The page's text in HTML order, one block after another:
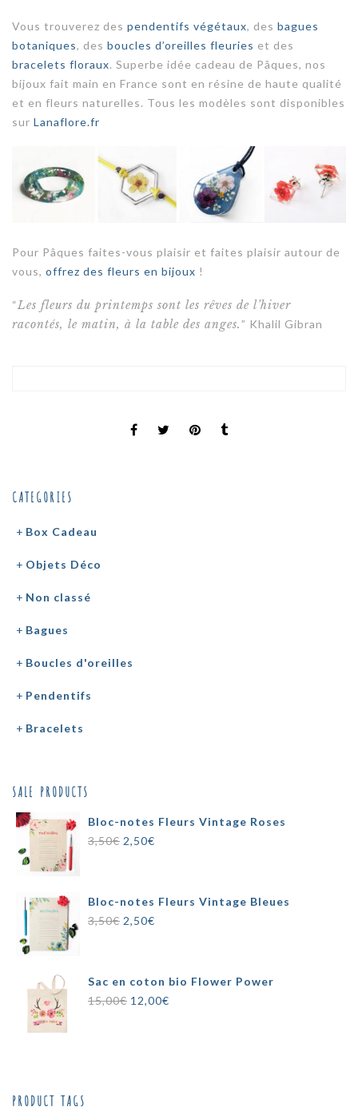
Vous trouverez des pendentifs végétaux, des bagues
botaniques, des boucles d’oreilles fleuries et des
bracelets floraux. Superbe idée cadeau de Pâques, nos
bijoux fait main en France sont en résine de haute qualité
et en fleurs naturelles. Tous les modèles sont disponibles
sur Lanaflore.fr
Pour Pâques faites-vous plaisir et faites plaisir autour de
vous, offrez des fleurs en bijoux !
“Les fleurs du printemps sont les rêves de l’hiver
racontés, le matin, à la table des anges.” Khalil Gibran
CATEGORIES
Box Cadeau
Objets Déco
Non classé
Bagues
Boucles d'oreilles
Pendentifs
Bracelets
SALE PRODUCTS
Bloc-notes Fleurs Vintage Roses
3,50€ Le
était :
3,50€.
2,50€
est :
Bloc-notes Fleurs Vintage Bleues
3,50€ Le
était :
3,50€.
2,50€
est :
2,50€.
Sac en coton bio Flower Power
15,00€ Le
12,00€
PRODUCT TAGS